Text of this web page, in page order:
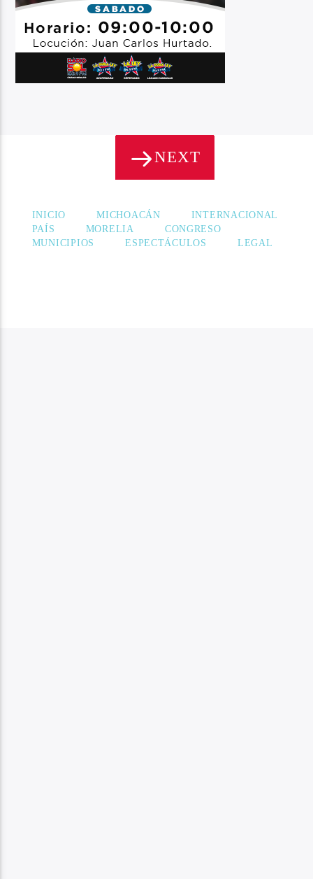
NEXT
INICIO MICHOACÁN
INTERNACIONAL
PAÍS
MORELIA
CONGRESO
MUNICIPIOS
ESPECTÁCULOS LEGAL